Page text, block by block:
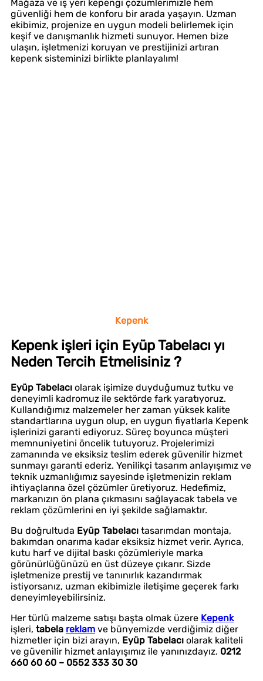
Mağaza ve iş yeri kepengi çözümlerimizle hem
güvenliği hem de konforu bir arada yaşayın. Uzman
ekibimiz, projenize en uygun modeli belirlemek için
keşif ve danışmanlık hizmeti sunuyor. Hemen bize
ulaşın, işletmenizi koruyan ve prestijinizi artıran
kepenk sisteminizi birlikte planlayalım!
Kepenk
Kepenk işleri için Eyüp Tabelacı yı
Neden Tercih Etmelisiniz ?
Eyüp Tabelacı olarak işimize duyduğumuz tutku ve
deneyimli kadromuz ile sektörde fark yaratıyoruz.
Kullandığımız malzemeler her zaman yüksek kalite
standartlarına uygun olup, en uygun fiyatlarla Kepenk
işlerinizi garanti ediyoruz. Süreç boyunca müşteri
memnuniyetini öncelik tutuyoruz. Projelerimizi
zamanında ve eksiksiz teslim ederek güvenilir hizmet
sunmayı garanti ederiz. Yenilikçi tasarım anlayışımız ve
teknik uzmanlığımız sayesinde işletmenizin reklam
ihtiyaçlarına özel çözümler üretiyoruz. Hedefimiz,
markanızın ön plana çıkmasını sağlayacak tabela ve
reklam çözümlerini en iyi şekilde sağlamaktır.
Bu doğrultuda Eyüp Tabelacı tasarımdan montaja,
bakımdan onarıma kadar eksiksiz hizmet verir. Ayrıca,
kutu harf ve dijital baskı çözümleriyle marka
görünürlüğünüzü en üst düzeye çıkarır. Sizde
işletmenize prestij ve tanınırlık kazandırmak
istiyorsanız, uzman ekibimizle iletişime geçerek farkı
deneyimleyebilirsiniz.
Her türlü malzeme satışı başta olmak üzere Kepenk
işleri, tabela reklam ve bünyemizde verdiğimiz diğer
hizmetler için bizi arayın, Eyüp Tabelacı olarak kaliteli
ve güvenilir hizmet anlayışımız ile yanınızdayız. 0212
660 60 60 – 0552 333 30 30